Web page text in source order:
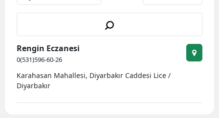
Rengin Eczanesi
0(531)596-60-26
Karahasan Mahallesi, Diyarbakır Caddesi Lice /
Diyarbakır